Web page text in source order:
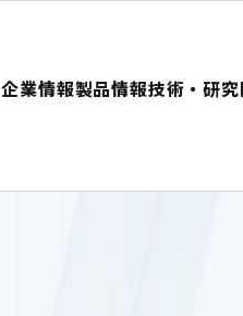
企業情報製品情報技術・研